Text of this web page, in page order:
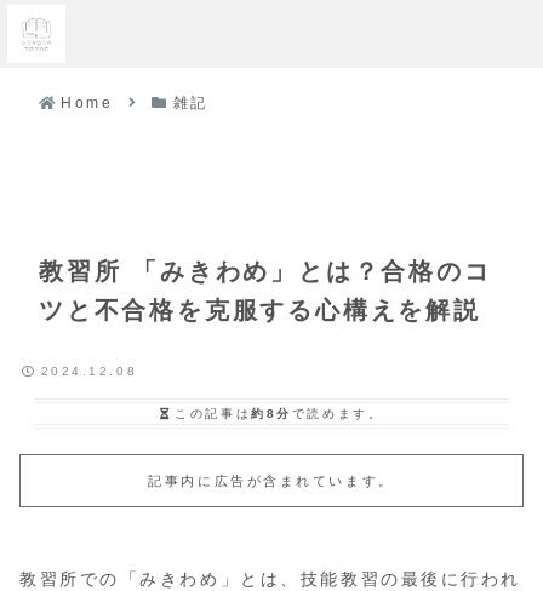
Home 雑記
教習所 「みきわめ」とは？合格のコ
ツと不合格を克服する心構えを解説
2024.12.08
この記事は約8分 で読めます。
記事内に広告が含まれています。
教習所での「みきわめ」とは、技能教習の最後に行われ